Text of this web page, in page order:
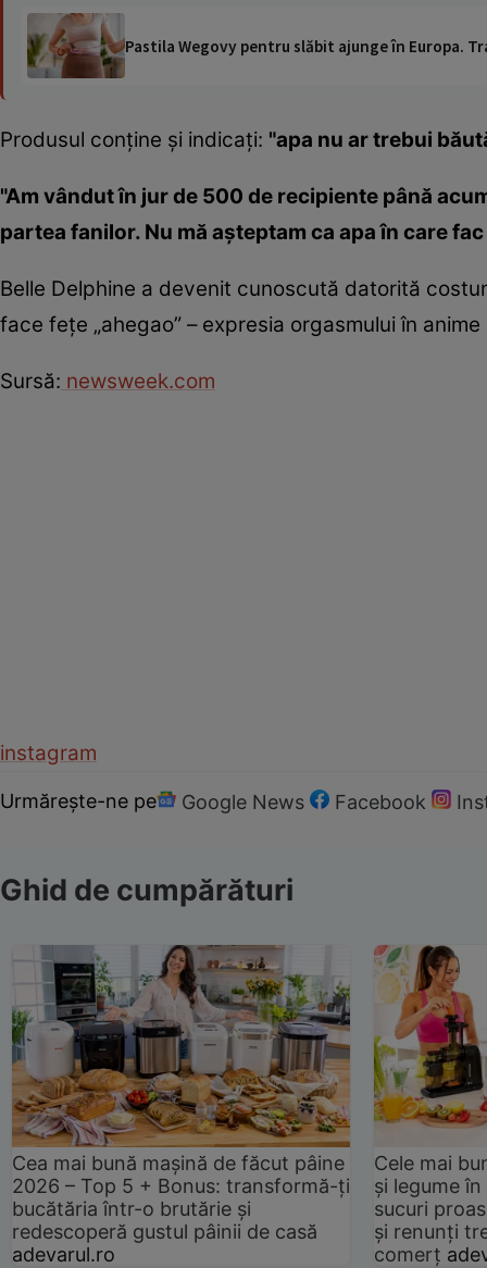
Pastila Wegovy pentru slăbit ajunge în Europa.
Produsul conţine şi indicaţi: "apa nu ar trebui
"Am vândut în jur de 500 de recipiente până
partea fanilor. Nu mă aşteptam ca apa în care
Belle Delphine a devenit cunoscută datorită
face feţe „ahegao” – expresia orgasmului în
Sursă: newsweek.com
instagram
Urmărește-ne pe Google News Facebook
Ghid de cumpărături
Cea mai bună mașină de făcut pâine
2026 – Top 5 + Bonus: transformă-ți
bucătăria într-o brutărie și
redescoperă gustul pâinii de casă
adevarul.ro
Cele mai
și legume
sucuri
și renunți
comerț